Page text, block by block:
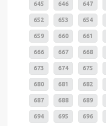
645 646 647
652 653 654
659 660 661
666 667 668
673 674 675
680 681 682
687 688 689
694 695 696